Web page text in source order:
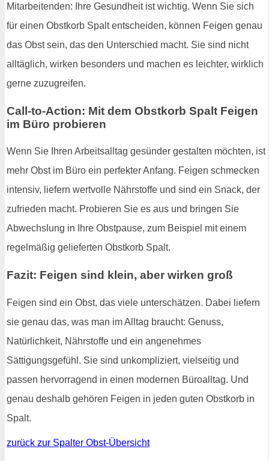
Mitarbeitenden: Ihre Gesundheit ist wichtig. Wenn Sie sich
für einen Obstkorb Spalt entscheiden, können Feigen genau
das Obst sein, das den Unterschied macht. Sie sind nicht
alltäglich, wirken besonders und machen es leichter, wirklich
gerne zuzugreifen.
Call-to-Action: Mit dem Obstkorb Spalt Feigen
im Büro probieren
Wenn Sie Ihren Arbeitsalltag gesünder gestalten möchten, ist
mehr Obst im Büro ein perfekter Anfang. Feigen schmecken
intensiv, liefern wertvolle Nährstoffe und sind ein Snack, der
zufrieden macht. Probieren Sie es aus und bringen Sie
Abwechslung in Ihre Obstpause, zum Beispiel mit einem
regelmäßig gelieferten Obstkorb Spalt.
Fazit: Feigen sind klein, aber wirken groß
Feigen sind ein Obst, das viele unterschätzen. Dabei liefern
sie genau das, was man im Alltag braucht: Genuss,
Natürlichkeit, Nährstoffe und ein angenehmes
Sättigungsgefühl. Sie sind unkompliziert, vielseitig und
passen hervorragend in einen modernen Büroalltag. Und
genau deshalb gehören Feigen in jeden guten Obstkorb in
Spalt.
zurück zur Spalter Obst-Übersicht